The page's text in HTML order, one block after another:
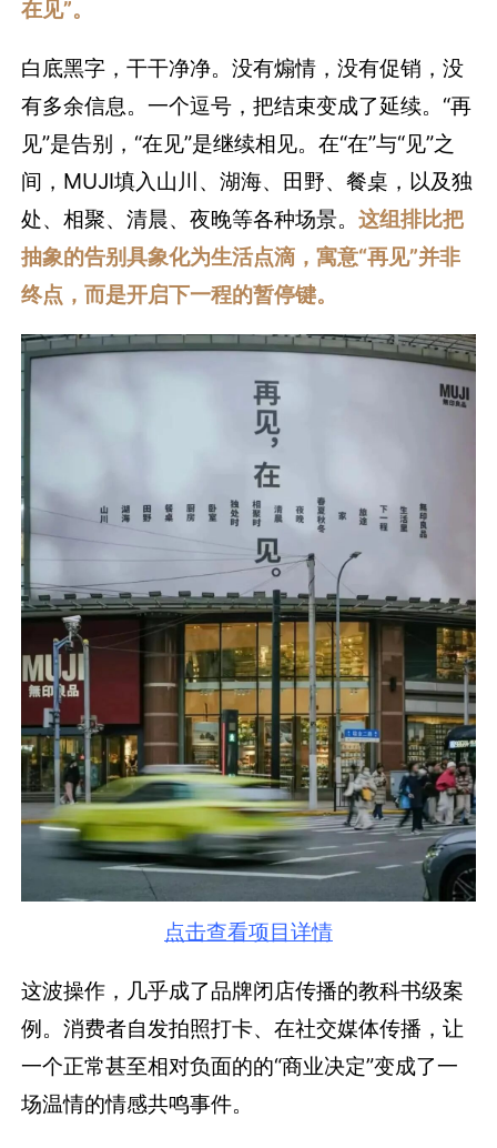
在见”。
白底黑字，干干净净。没有煽情，没有促销，没
有多余信息。一个逗号，把结束变成了延续。“再
见”是告别，“在见”是继续相见。在“在”与“见”之
间，MUJI填入山川、湖海、田野、餐桌，以及独
处、相聚、清晨、夜晚等各种场景。这组排比把
抽象的告别具象化为生活点滴，寓意“再见”并非
终点，而是开启下一程的暂停键。
点击查看项目详情
这波操作，几乎成了品牌闭店传播的教科书级案
例。消费者自发拍照打卡、在社交媒体传播，让
一个正常甚至相对负面的的“商业决定”变成了一
场温情的情感共鸣事件。